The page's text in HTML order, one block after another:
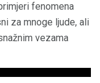
fenomena
za mnoge ljude, ali
vezama